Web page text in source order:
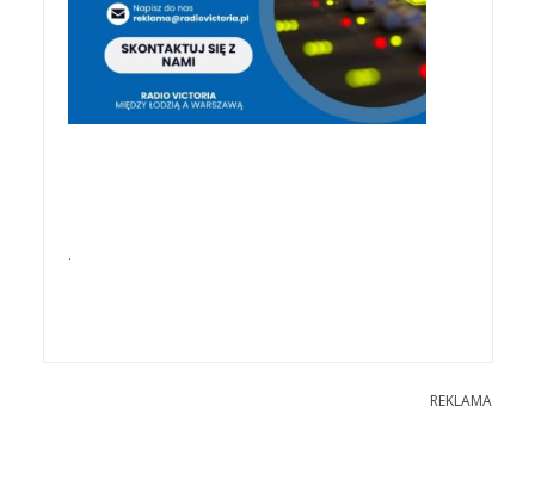
.
REKLAMA